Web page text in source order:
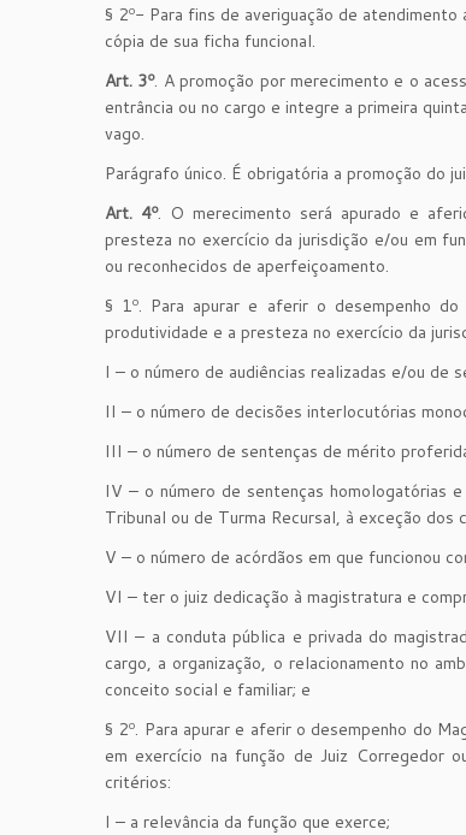
§ 2º- Para fins de averiguação de
cópia de sua ficha funcional.
Art. 3º. A promoção por merecimento e o
entrância ou no cargo e integre a primeira
vago.
Parágrafo único. É obrigatória a promoção do
Art. 4º. O merecimento será apurado e
presteza no exercício da jurisdição e/ou em
ou reconhecidos de aperfeiçoamento.
§ 1º. Para apurar e aferir o desempenho
produtividade e a presteza no exercício da
I – o número de audiências realizadas e/ou de
II – o número de decisões interlocutórias
III – o número de sentenças de mérito
IV – o número de sentenças homologatórias
Tribunal ou de Turma Recursal, à exceção dos
V – o número de acórdãos em que funcionou
VI – ter o juiz dedicação à magistratura e
VII – a conduta pública e privada do
cargo, a organização, o relacionamento no
conceito social e familiar; e
§ 2º. Para apurar e aferir o desempenho do
em exercício na função de Juiz Corregedor
critérios:
I – a relevância da função que exerce;